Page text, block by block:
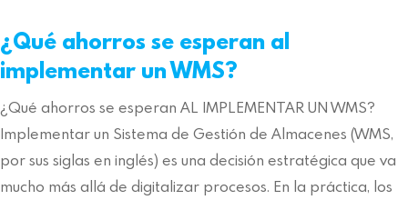
¿Qué ahorros se esperan al
implementar un WMS?
¿Qué ahorros se esperan AL IMPLEMENTAR UN WMS?
Implementar un Sistema de Gestión de Almacenes (WMS,
por sus siglas en inglés) es una decisión estratégica que va
mucho más allá de digitalizar procesos. En la práctica, los